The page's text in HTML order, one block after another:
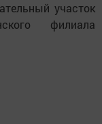
участок
филиала